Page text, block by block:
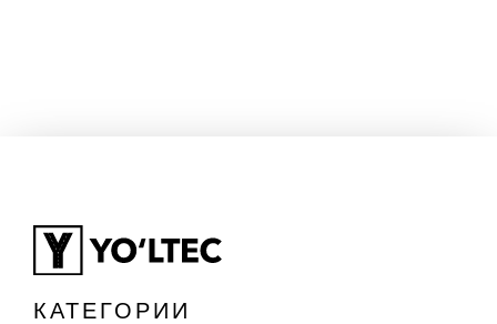
КАТЕГОРИИ